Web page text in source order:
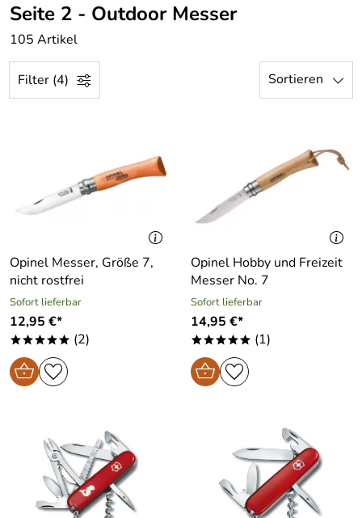
Seite 2 - Outdoor Messer
105 Artikel
Filter (4) Sortieren
Opinel Messer, Größe 7,
nicht rostfrei
Sofort lieferbar
12,95 €*
***** (2)
Opinel Hobby und Freizeit
Messer No. 7
Sofort lieferbar
14,95 €*
***** (1)